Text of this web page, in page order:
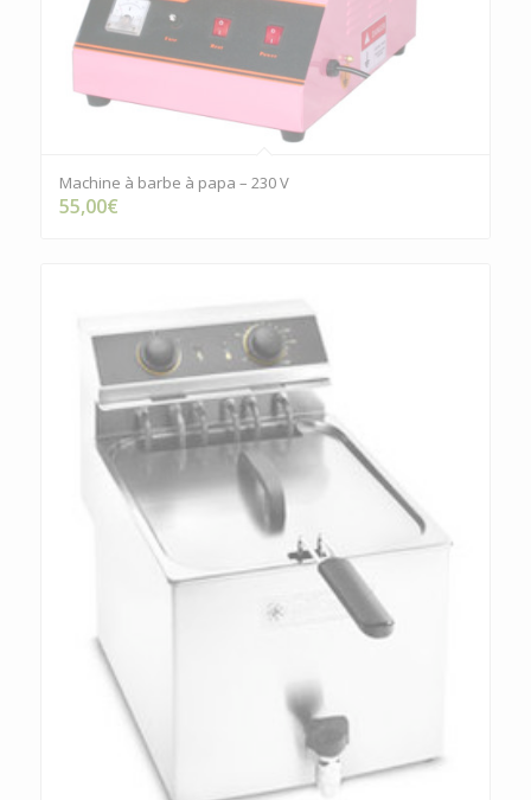
Machine à barbe à papa – 230 V
55,00€